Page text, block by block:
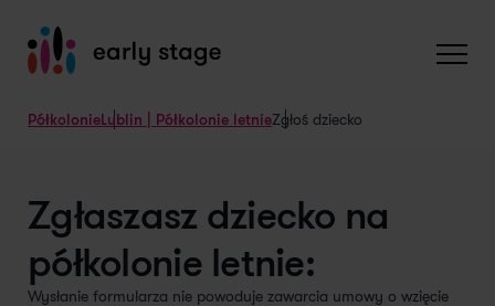
PółkolonieLublin | Półkolonie letnieZgłoś dziecko
Zgłaszasz dziecko na
półkolonie letnie:
Wysłanie formularza nie powoduje zawarcia umowy o wzięcie